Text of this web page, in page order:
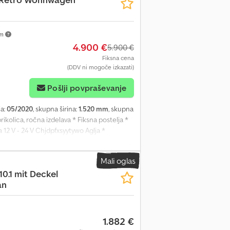
4.900 €5.900 €
Fiksna cena
(DDV ni mogoče izkazati)
Pošlji povpraševanje
05/2020, skupna širina:1.520 mm, skupna
ročna izdelava * Fiksna postelja *
V - 24 V Chjdpfxsyytywo Aglja *
x 145 cm (Š) ODPRTOST Od ponedeljka
Telefon: WhatsApp E-pošta: Pri nas so na
do sprememb, tiskarskih napak in napak
Pogodbeno dogovorjena kakovost
Prosimo, dogovorite se za
Mali oglas
mit Deckel
1.882 €